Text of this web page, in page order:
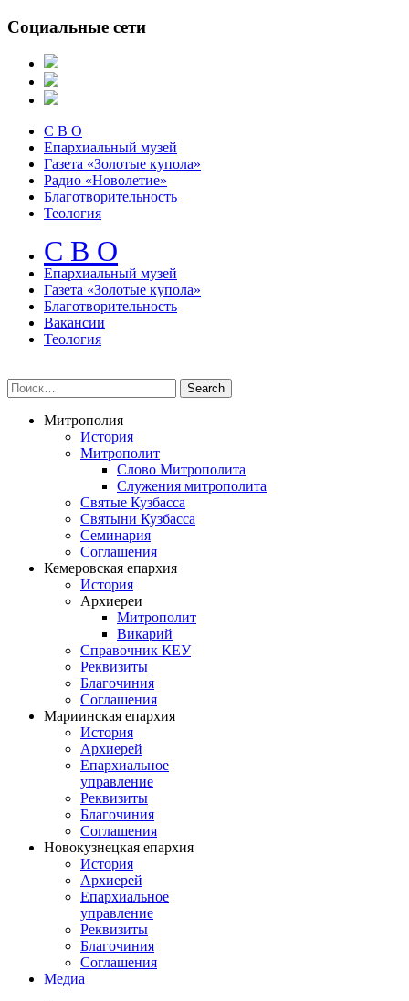
Социальные сети
С В О
Епархиальный музей
Газета «Золотые купола»
Радио «Новолетие»
Благотворительность
Теология
С В О
Епархиальный музeй
Газета «Золотые купола»
Благотворительность
Вакансии
Теология
Митрополия
История
Митрополит
Слово Митрополита
Служения митрополита
Святые Кузбасса
Святыни Кузбасса
Семинария
Соглашения
Кемеровская епархия
История
Архиереи
Митрополит
Викарий
Справочник КЕУ
Реквизиты
Благочиния
Соглашения
Мариинская епархия
История
Архиерей
Епархиальное
управление
Реквизиты
Благочиния
Соглашения
Новокузнецкая епархия
История
Архиерей
Епархиальное
управление
Реквизиты
Благочиния
Соглашения
Медиа